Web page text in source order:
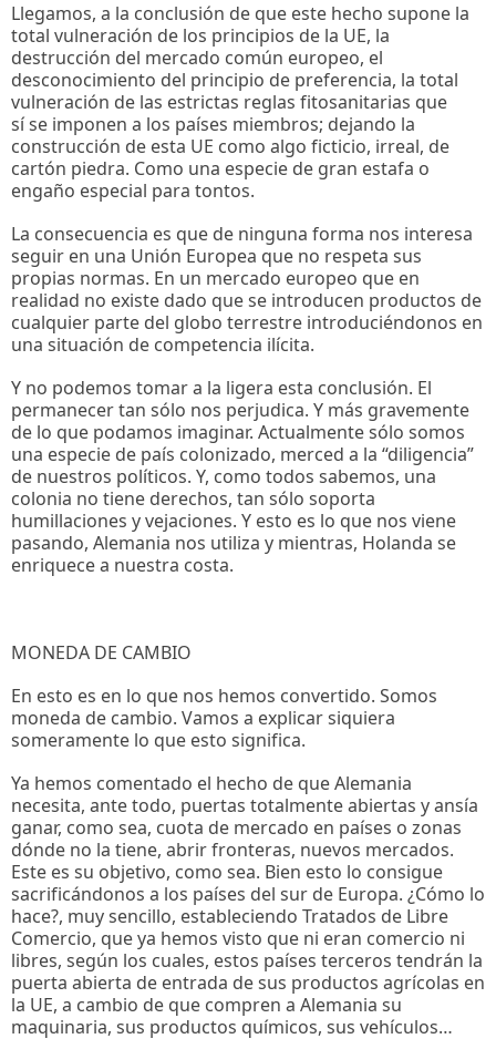
Llegamos, a la conclusión de que este hecho supone la
total vulneración de los principios de la UE, la
destrucción del mercado común europeo, el
desconocimiento del principio de preferencia, la total
vulneración de las estrictas reglas fitosanitarias que
sí se imponen a los países miembros; dejando la
construcción de esta UE como algo ficticio, irreal, de
cartón piedra. Como una especie de gran estafa o
engaño especial para tontos.
La consecuencia es que de ninguna forma nos interesa
seguir en una Unión Europea que no respeta sus
propias normas. En un mercado europeo que en
realidad no existe dado que se introducen productos de
cualquier parte del globo terrestre introduciéndonos en
una situación de competencia ilícita.
Y no podemos tomar a la ligera esta conclusión. El
permanecer tan sólo nos perjudica. Y más gravemente
de lo que podamos imaginar. Actualmente sólo somos
una especie de país colonizado, merced a la “diligencia”
de nuestros políticos. Y, como todos sabemos, una
colonia no tiene derechos, tan sólo soporta
humillaciones y vejaciones. Y esto es lo que nos viene
pasando, Alemania nos utiliza y mientras, Holanda se
enriquece a nuestra costa.
MONEDA DE CAMBIO
En esto es en lo que nos hemos convertido. Somos
moneda de cambio. Vamos a explicar siquiera
someramente lo que esto significa.
Ya hemos comentado el hecho de que Alemania
necesita, ante todo, puertas totalmente abiertas y ansía
ganar, como sea, cuota de mercado en países o zonas
dónde no la tiene, abrir fronteras, nuevos mercados.
Este es su objetivo, como sea. Bien esto lo consigue
sacrificándonos a los países del sur de Europa. ¿Cómo lo
hace?, muy sencillo, estableciendo Tratados de Libre
Comercio, que ya hemos visto que ni eran comercio ni
libres, según los cuales, estos países terceros tendrán la
puerta abierta de entrada de sus productos agrícolas en
la UE, a cambio de que compren a Alemania su
maquinaria, sus productos químicos, sus vehículos…